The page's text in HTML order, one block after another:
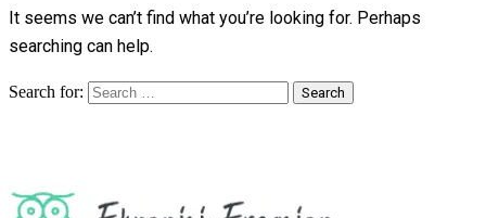
It seems we can’t find what you’re looking for. Perhaps
searching can help.
Search for: Search